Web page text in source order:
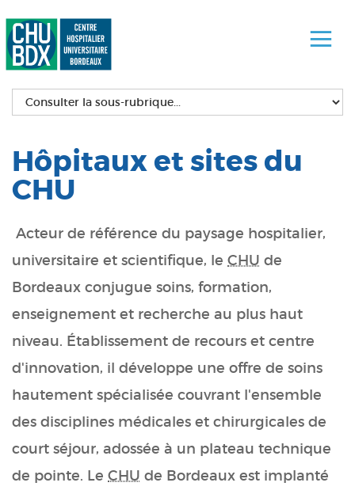
Hôpitaux et sites du
CHU
Acteur de référence du paysage hospitalier,
universitaire et scientifique, le CHU de
Bordeaux conjugue soins, formation,
enseignement et recherche au plus haut
niveau. Établissement de recours et centre
d'innovation, il développe une offre de soins
hautement spécialisée couvrant l'ensemble
des disciplines médicales et chirurgicales de
court séjour, adossée à un plateau technique
de pointe. Le CHU de Bordeaux est implanté